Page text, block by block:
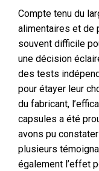
Compte tenu du
alimentaires et de
souvent difficile
une décision
des tests
pour étayer leur
du fabricant,
capsules a été
avons pu
plusieurs
également l’effet